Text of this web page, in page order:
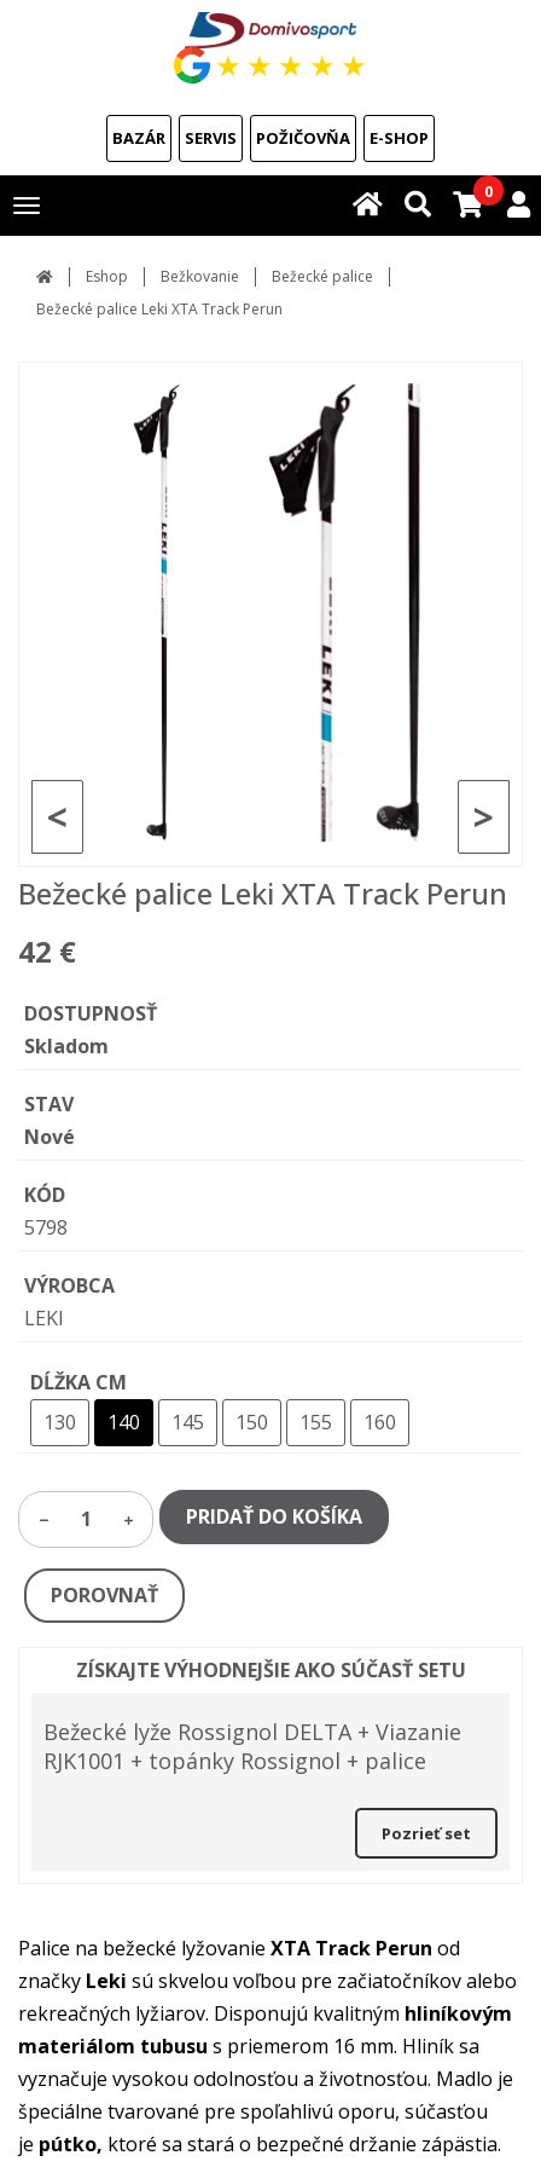
★ ★ ★ ★ ★
BAZÁR SERVIS POŽIČOVŇA E-SHOP
Toggle
navigation
0
Eshop Bežkovanie
Bežecké palice
Bežecké palice Leki XTA Track Perun
>
<
Bežecké palice Leki XTA Track Perun
42 €
DOSTUPNOSŤ
Skladom
STAV
Nové
KÓD
5798
VÝROBCA
LEKI
DĹŽKA CM
130
140 145 150 155 160
1 PRIDAŤ DO KOŠÍKA
POROVNAŤ
ZÍSKAJTE VÝHODNEJŠIE AKO SÚČASŤ SETU
Bežecké lyže Rossignol DELTA + Viazanie
RJK1001 + topánky Rossignol + palice
Pozrieť set
Palice na bežecké lyžovanie XTA Track Perun od
značky Leki sú skvelou voľbou pre začiatočníkov alebo
rekreačných lyžiarov. Disponujú kvalitným hliníkovým
materiálom tubusu s priemerom 16 mm. Hliník sa
vyznačuje vysokou odolnosťou a životnosťou. Madlo je
špeciálne tvarované pre spoľahlivú oporu, súčasťou
je pútko, ktoré sa stará o bezpečné držanie zápästia.